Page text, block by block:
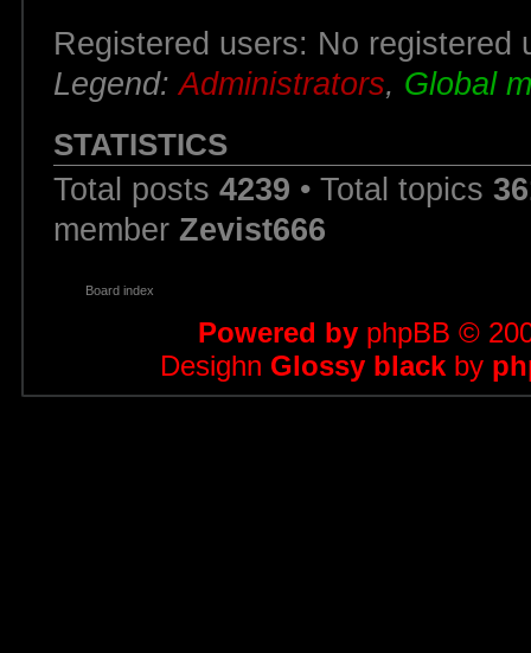
Registered users: No registered
Legend:Administrators, Global
STATISTICS
Total posts 4239 • Total topics
member Zevist666
Board index
Powered by phpBB ©
Desighn Glossy black by